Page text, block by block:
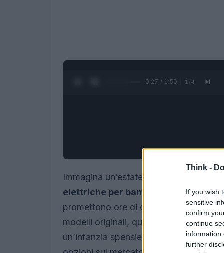
Think -
If you wish
sensitive
confirm
continue
information
further
0:28 / 1:50 1 /4
Immagina un’estate di avventure a
elettriche per bambini
non sono
promettono ore di divertimento e
modelli originali, queste auto
un’infanzia spensierata. In questo